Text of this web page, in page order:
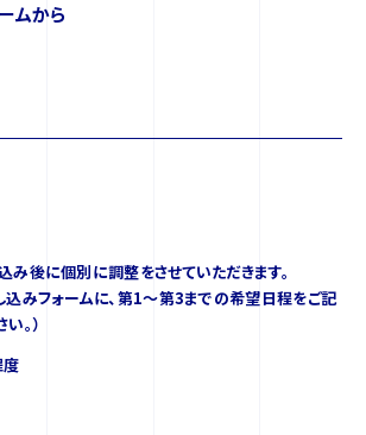
ムから
み後に個別に調整をさせていただきます。
込みフォームに、第1〜第3までの希望日程をご記
。）